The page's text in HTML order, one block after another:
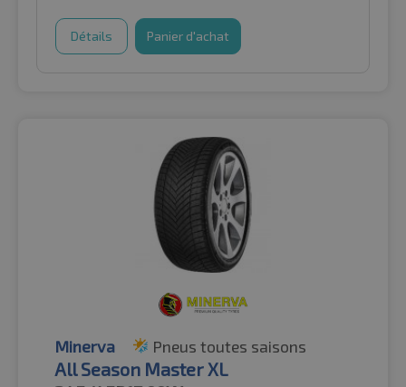
Détails Panier d'achat
Minerva Pneus toutes saisons
All Season Master XL